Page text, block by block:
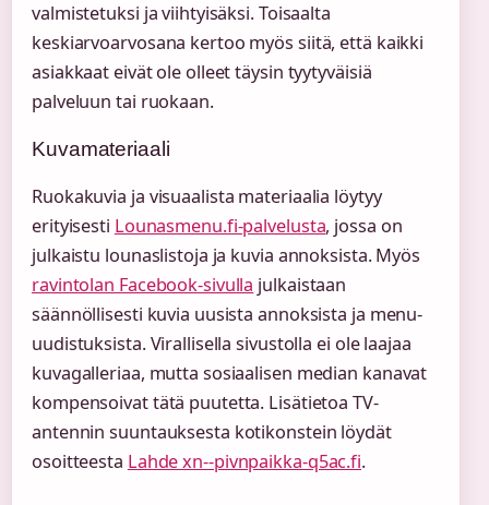
valmistetuksi ja viihtyisäksi. Toisaalta
keskiarvoarvosana kertoo myös siitä, että kaikki
asiakkaat eivät ole olleet täysin tyytyväisiä
palveluun tai ruokaan.
Kuvamateriaali
Ruokakuvia ja visuaalista materiaalia löytyy
erityisesti Lounasmenu.fi-palvelusta, jossa on
julkaistu lounaslistoja ja kuvia annoksista. Myös
ravintolan Facebook-sivulla julkaistaan
säännöllisesti kuvia uusista annoksista ja menu-
uudistuksista. Virallisella sivustolla ei ole laajaa
kuvagalleriaa, mutta sosiaalisen median kanavat
kompensoivat tätä puutetta. Lisätietoa TV-
antennin suuntauksesta kotikonstein löydät
osoitteesta Lahde xn--pivnpaikka-q5ac.fi.